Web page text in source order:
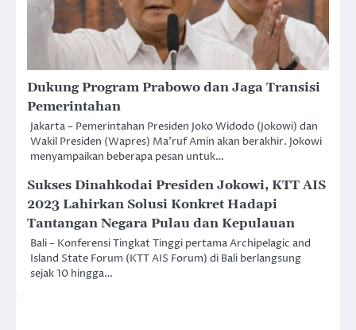
Dukung Program Prabowo dan Jaga Transisi
Pemerintahan
Jakarta – Pemerintahan Presiden Joko Widodo (Jokowi) dan
Wakil Presiden (Wapres) Ma’ruf Amin akan berakhir. Jokowi
menyampaikan beberapa pesan untuk…
Sukses Dinahkodai Presiden Jokowi, KTT AIS
2023 Lahirkan Solusi Konkret Hadapi
Tantangan Negara Pulau dan Kepulauan
Bali – Konferensi Tingkat Tinggi pertama Archipelagic and
Island State Forum (KTT AIS Forum) di Bali berlangsung
sejak 10 hingga…